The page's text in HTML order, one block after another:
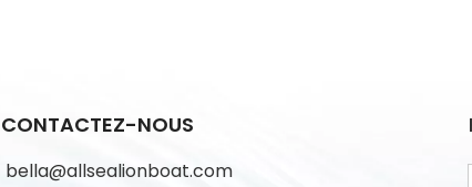
CONTACTEZ-NOUS
bella@allsealionboat.com